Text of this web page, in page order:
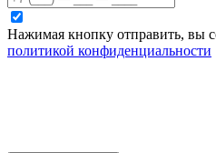
Нажимая кнопку отправить, вы
политикой конфиденциальности